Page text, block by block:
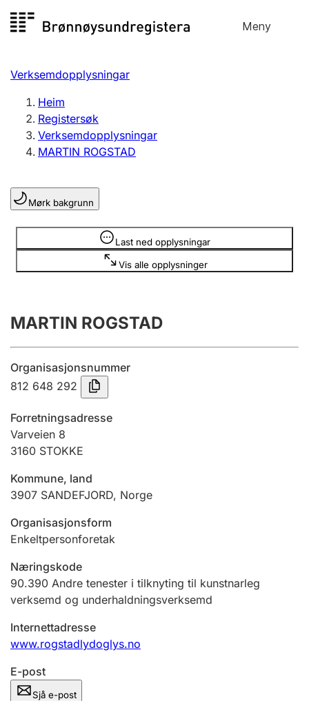
til
Meny
Registersøk
Aksjeselskap
Enkeltpersonføretak
Registrere, endre, slette
Lag og foreining
Registrere, endre, slette
Årsrekneskap
Innsending og forseinkingsgebyr
Tinglysing
Jeger
Ektepaktrettleiaren
Andre tema
Verksemdopplysningar
Heim
Registersøk
Verksemdopplysningar
MARTIN ROGSTAD
Mørk bakgrunn
Last ned opplysningar
Vis alle opplysninger
Opplysninger er skjult
MARTIN ROGSTAD
Organisasjonsnummer
812 648 292
Forretningsadresse
Varveien 8
3160 STOKKE
Kommune, land
3907 SANDEFJORD, Norge
Organisasjonsform
Enkeltpersonforetak
Næringskode
90.390 Andre tenester i tilknyting til kunstnarleg
verksemd og underhaldningsverksemd
Internettadresse
www.rogstadlydoglys.no
E-post
Sjå e-post